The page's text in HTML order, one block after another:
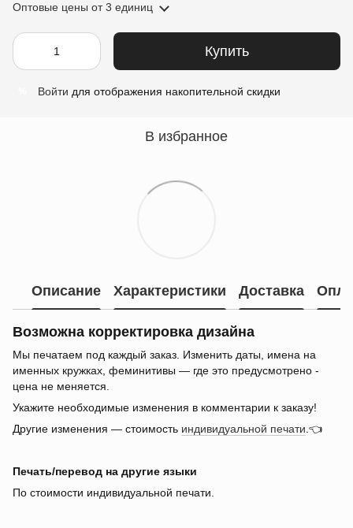
Оптовые цены от 3 единиц
Купить
Войти для отображения накопительной скидки
В избранное
Описание Характеристики Доставка
Возможна корректировка дизайна
Мы печатаем под каждый заказ. Изменить даты, имена на
именных кружках, феминитивы — где это предусмотрено -
цена не меняется.
Укажите необходимые изменения в комментарии к заказу!
Другие изменения — стоимость индивидуальной печати .👈
Печать/перевод на другие языки
По стоимости индивидуальной печати.